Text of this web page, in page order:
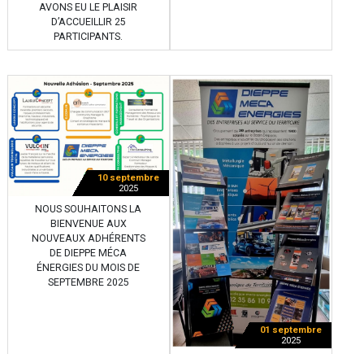
AVONS EU LE PLAISIR
D’ACCUEILLIR 25
PARTICIPANTS.
10 septembre
2025
NOUS SOUHAITONS LA
BIENVENUE AUX
NOUVEAUX ADHÉRENTS
DE DIEPPE MÉCA
ÉNERGIES DU MOIS DE
SEPTEMBRE 2025
01 septembre
2025